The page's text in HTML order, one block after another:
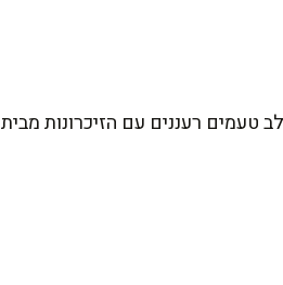
רעננים עם הזיכרונות מבית